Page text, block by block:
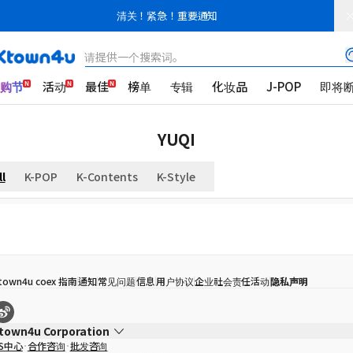
清关！紧急！重要通知
请提供一个搜索词。
节 活动 最佳 榜单 专辑 化妆品 J-POP 即将
YUQI
K-POP K-Contents K-Style
coex 指南通知常见问题信息用户协议企业社会责任活动隐私声明
Corporation
中心 合作咨询 批发咨询